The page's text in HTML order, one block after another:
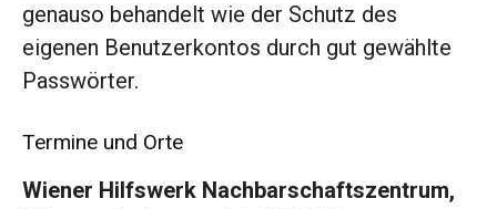
genauso behandelt wie der Schutz des
eigenen Benutzerkontos durch gut gewählte
Passwörter.
Termine und Orte
Wiener Hilfswerk Nachbarschaftszentrum,